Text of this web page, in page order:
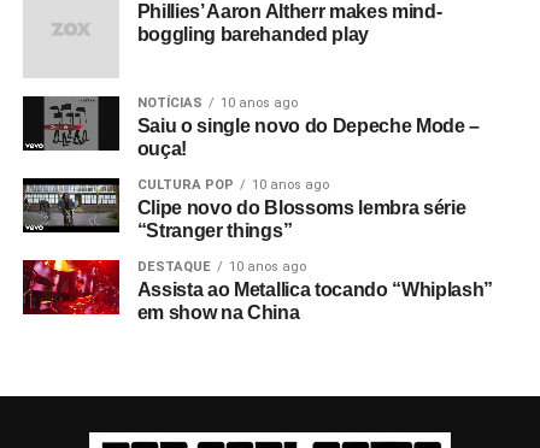
Phillies’ Aaron Altherr makes mind-
boggling barehanded play
NOTÍCIAS 10 anos ago
Saiu o single novo do Depeche Mode –
ouça!
CULTURA POP 10 anos ago
Clipe novo do Blossoms lembra série
“Stranger things”
DESTAQUE 10 anos ago
Assista ao Metallica tocando “Whiplash”
em show na China